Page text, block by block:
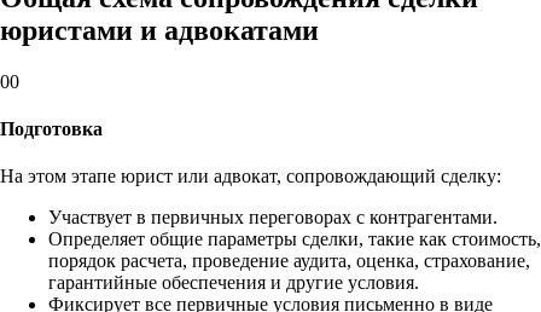
юристами и адвокатами
00
Подготовка
На этом этапе юрист или адвокат, сопровождающий сделку:
Участвует в первичных переговорах с контрагентами.
Определяет общие параметры сделки, такие как стоимость,
порядок расчета, проведение аудита, оценка, страхование,
гарантийные обеспечения и другие условия.
Фиксирует все первичные условия письменно в виде